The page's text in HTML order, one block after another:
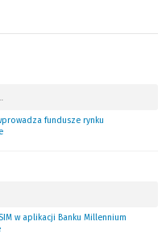
fundusze rynku
w aplikacji Banku Millennium